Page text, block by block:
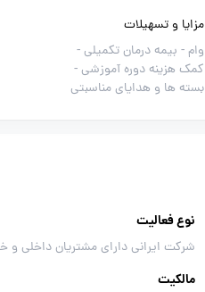
مزایا و تسهیلات
وام - بیمه درمان تکمیلی -
کمک هزینه دوره آموزشی -
بسته ها و هدایای مناسبتی
نوع فعالیت
شرکت ایرانی دارای مشتریان داخلی و
مالکیت